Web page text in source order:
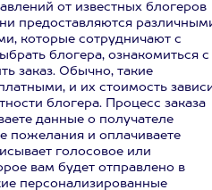
от известных блогеров
предоставляются
которые сотрудничают с
блогера, ознакомиться с
заказ. Обычно, такие
и их стоимость
блогера. Процесс заказа
данные о получателе
пожелания и оплачиваете
голосовое или
вам будет отправлено в
персонализированные